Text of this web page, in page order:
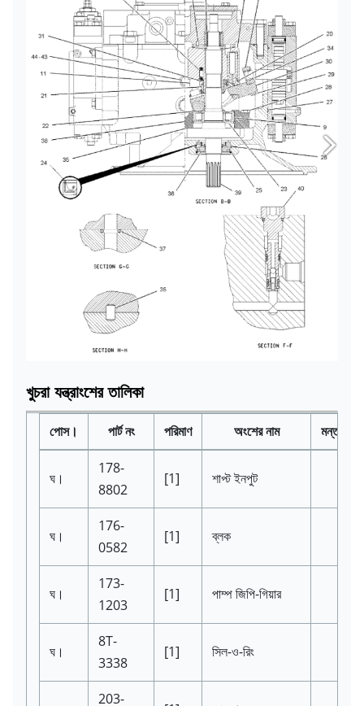
খুচরা যন্ত্রাংশের তালিকা
পোস। পার্ট নং পরিমাণ অংশের নাম মন্তব্য
ঘ।
178-
8802
[1] শাপ্ট ইনপুট
ঘ।
176-
0582
[1] ব্লক
ঘ।
173-
1203
[1] পাম্প জিপি-গিয়ার
ঘ।
8T-
3338
[1] সিল-ও-রিং
203-